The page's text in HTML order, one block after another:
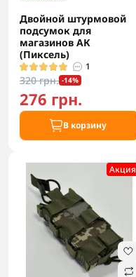
Двойной штурмовой
подсумок для
магазинов АК
(Пиксель)
1
320 грн. -14%
276 грн.
В корзину
Акция